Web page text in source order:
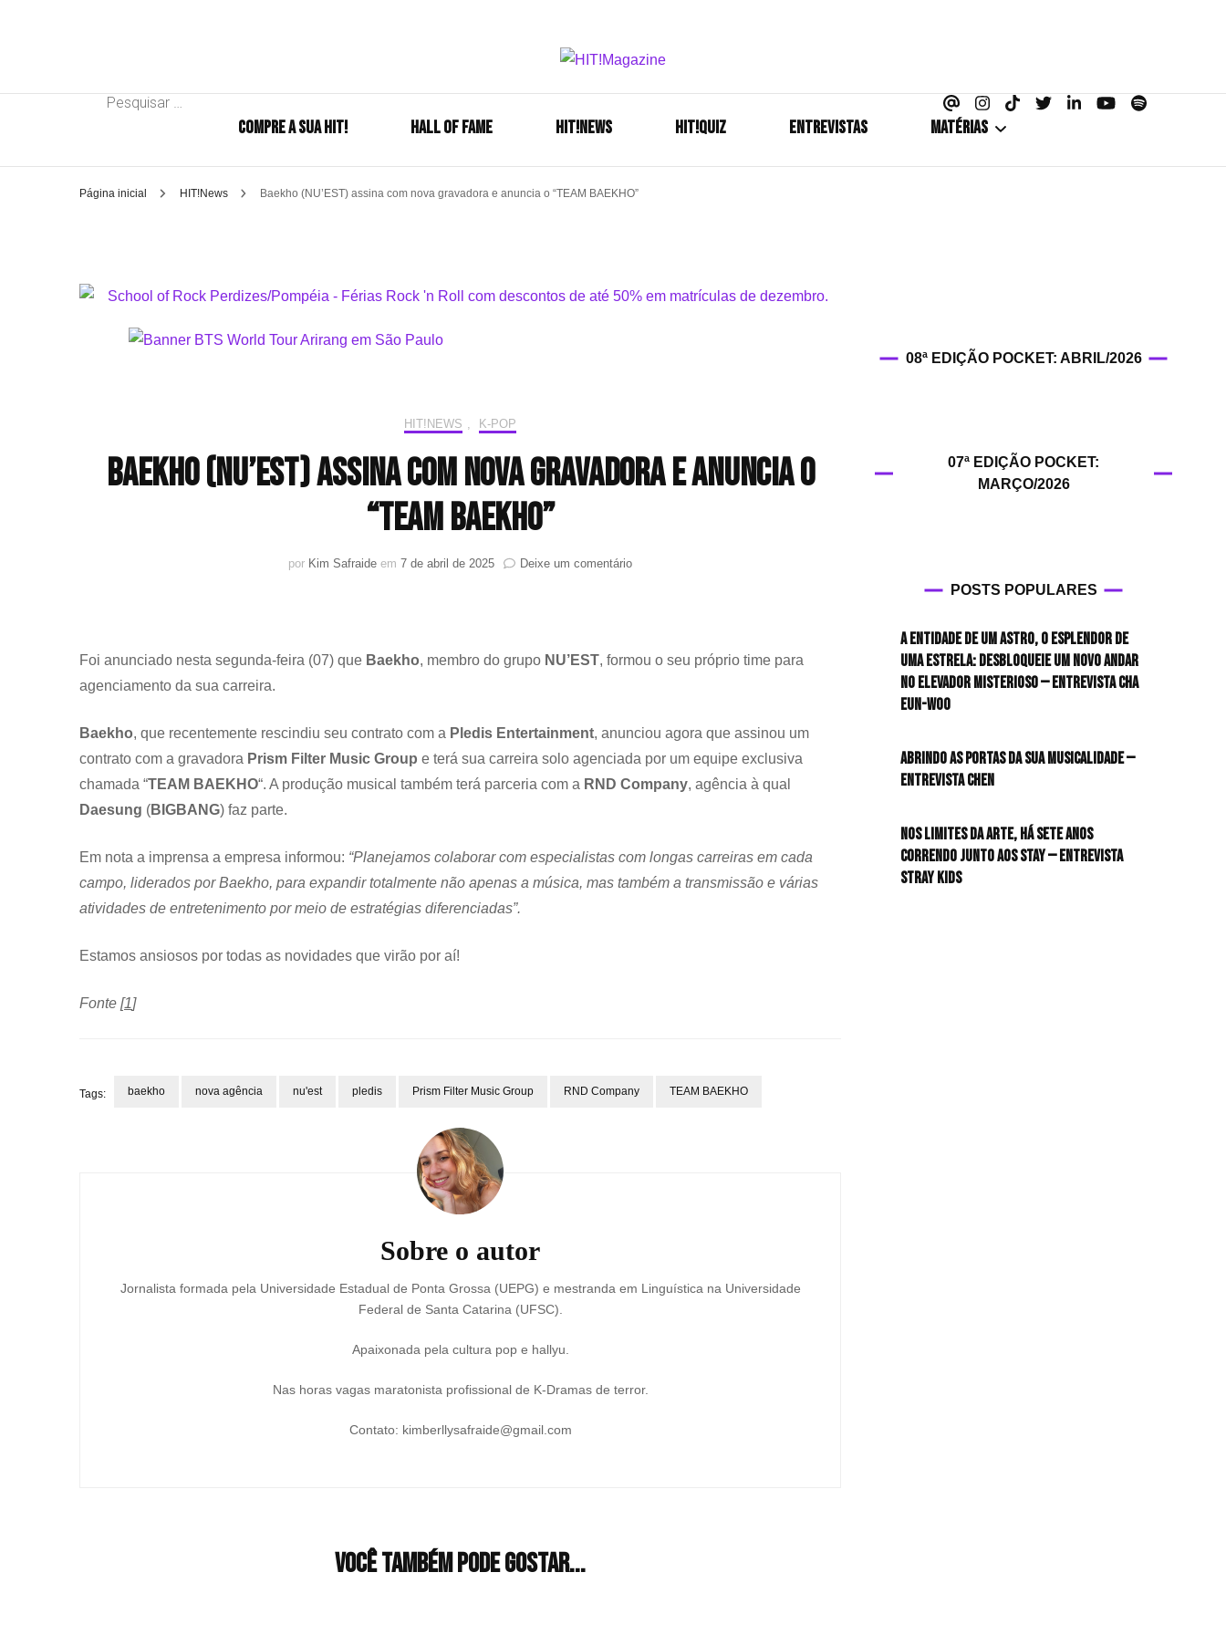
Pesquisar
HIT!Magazine
Se é HIT, está aqui!
COMPRE A SUA HIT! HALL OF FAME HIT!NEWS HIT!Quiz ENTREVISTAS MATÉRIAS
HIT!Games
HIT!Diary
HIT!Lyrics
HIT!Queer
HIT!Radar
HIT!Review
Página inicial HIT!News Baekho (NU’EST) assina com nova gravadora e anuncia o “TEAM BAEKHO”
HIT!NEWS , K-POP
Baekho (NU’EST) assina com nova gravadora e anuncia o
“TEAM BAEKHO”
por Kim Safraide em 7 de abril de 2025 Deixe um comentárioem
nova
o
BAEKHO”
Foi anunciado nesta segunda-feira (07) que Baekho, membro do grupo NU’EST, formou o seu próprio time para
agenciamento da sua carreira.
Baekho, que recentemente rescindiu seu contrato com a Pledis Entertainment, anunciou agora que assinou um
contrato com a gravadora Prism Filter Music Group e terá sua carreira solo agenciada por um equipe exclusiva
chamada “TEAM BAEKHO“. A produção musical também terá parceria com a RND Company, agência à qual
Daesung (BIGBANG) faz parte.
Em nota a imprensa a empresa informou: “Planejamos colaborar com especialistas com longas carreiras em cada
campo, liderados por Baekho, para expandir totalmente não apenas a música, mas também a transmissão e várias
atividades de entretenimento por meio de estratégias diferenciadas”.
Estamos ansiosos por todas as novidades que virão por aí!
Fonte [1]
Tags: baekho nova agência nu'est pledis Prism Filter Music Group RND Company TEAM BAEKHO
Sobre o autor
Jornalista formada pela Universidade Estadual de Ponta Grossa (UEPG) e mestranda em Linguística na Universidade
Federal de Santa Catarina (UFSC).
Apaixonada pela cultura pop e hallyu.
Nas horas vagas maratonista profissional de K-Dramas de terror.
Contato: kimberllysafraide@gmail.com
Você também pode gostar...
08ª EDIÇÃO POCKET: ABRIL/2026
07ª EDIÇÃO POCKET:
MARÇO/2026
POSTS POPULARES
A entidade de um astro, o esplendor de
uma estrela: desbloqueie um novo andar
no elevador misterioso — Entrevista CHA
EUN-WOO
Abrindo as portas da sua musicalidade —
Entrevista CHEN
Nos limites da arte, há sete anos
correndo junto aos STAY — Entrevista
Stray Kids